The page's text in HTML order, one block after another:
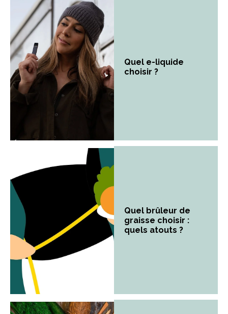
Quel e-liquide
choisir ?
Quel brûleur de
graisse choisir :
quels atouts ?